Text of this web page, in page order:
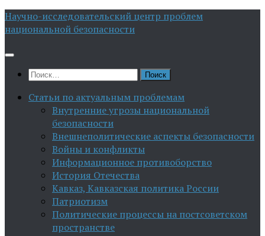
Перейти
к
Научно-исследовательский центр проблем
национальной безопасности
Найти:
Статьи по актуальным проблемам
Внутренние угрозы национальной
безопасности
Внешнеполитические аспекты безопасности
Войны и конфликты
Информационное противоборство
История Отечества
Кавказ, Кавказская политика России
Патриотизм
Политические процессы на постсоветском
пространстве